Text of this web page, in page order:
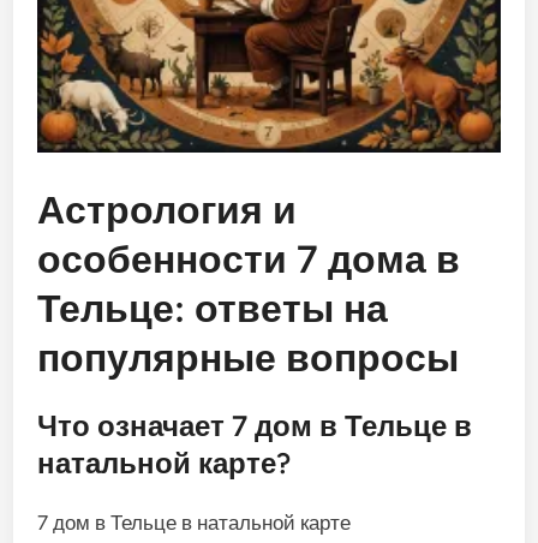
Астрология и
особенности 7 дома в
Тельце: ответы на
популярные вопросы
Что означает 7 дом в Тельце в
натальной карте?
7 дом в Тельце в натальной карте